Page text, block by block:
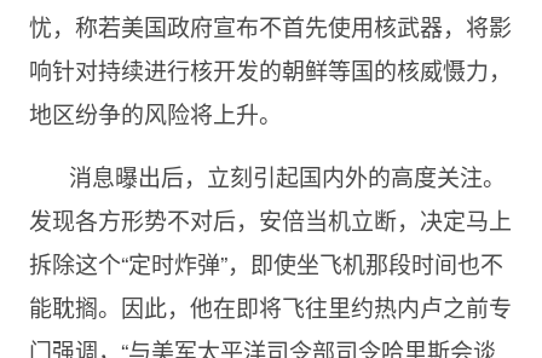
忧，称若美国政府宣布不首先使用核武器，将影
响针对持续进行核开发的朝鲜等国的核威慑力，
地区纷争的风险将上升。
消息曝出后，立刻引起国内外的高度关注。
发现各方形势不对后，安倍当机立断，决定马上
拆除这个“定时炸弹”，即使坐飞机那段时间也不
能耽搁。因此，他在即将飞往里约热内卢之前专
门强调，“与美军太平洋司令部司令哈里斯会谈